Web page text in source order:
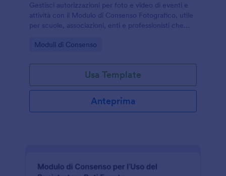
Gestisci autorizzazioni per foto e video di eventi e
attività con il Modulo di Consenso Fotografico, utile
per scuole, associazioni, enti e professionisti che
Go to Category:
Moduli di Consenso
Usa Template
Anteprima